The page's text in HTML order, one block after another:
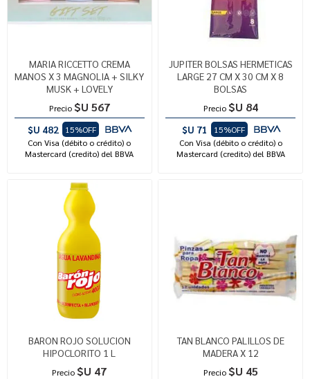
MARIA RICCETTO CREMA
MANOS X 3 MAGNOLIA + SILKY
MUSK + LOVELY
Precio $U 567
$U 482
15%OFF
Con Visa (débito o crédito) o
Mastercard (credito) del BBVA
JUPITER BOLSAS HERMETICAS
LARGE 27 CM X 30 CM X 8
BOLSAS
Precio $U 84
$U 71
15%OFF
Con Visa (débito o crédito) o
Mastercard (credito) del BBVA
BARON ROJO SOLUCION
HIPOCLORITO 1 L
Precio $U 47
TAN BLANCO PALILLOS DE
MADERA X 12
Precio $U 45